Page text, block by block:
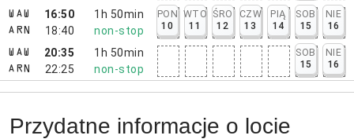
WAW
ARN
16:50
18:40
1h 50min
non-stop
PON
10
WTO
11
ŚRO
12
CZW
13
PIĄ
14
SOB
15
NIE
16
WAW
ARN
20:35
22:25
1h 50min
non-stop
SOB
15
NIE
16
Przydatne informacje o locie